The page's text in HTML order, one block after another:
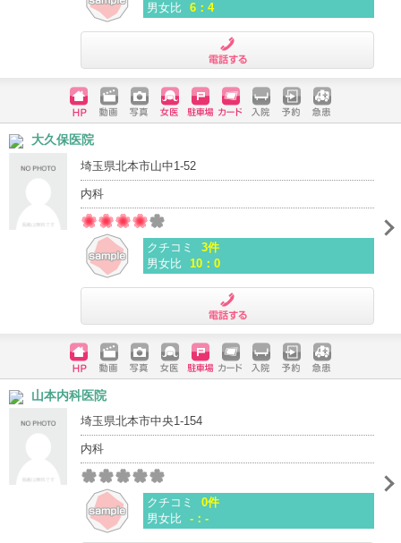
男女比 6：4
ホームペ
ージ
動画 写真 女医 駐車場
クレジッ
入院 予約 急患
大久保医院
埼玉県北本市山中1-52
内科
クチコミ
3件
男女比
10：0
ホームペ
ージ
動画 写真 女医 駐車場
クレジッ
入院 予約 急患
山本内科医院
埼玉県北本市中央1-154
内科
クチコミ
0件
男女比 -：-